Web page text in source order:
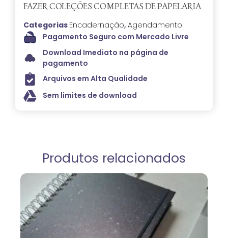
FAZER COLEÇÕES COMPLETAS DE PAPELARIA
Categorias Encadernação, Agendamento
Pagamento Seguro com Mercado Livre
Download Imediato na página de
pagamento
Arquivos em Alta Qualidade
Sem limites de download
Produtos relacionados